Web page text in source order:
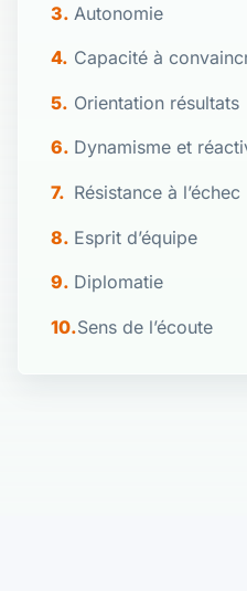
Autonomie
Capacité à
Orientation résultats
Dynamisme et
Résistance à l’échec
Esprit d’équipe
Diplomatie
Sens de l’écoute